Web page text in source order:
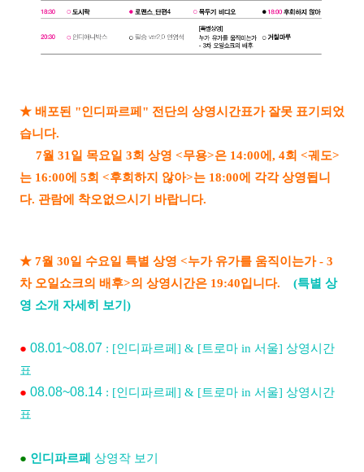
★ 배포된 "인디파르페" 전단의 상영시간표가 잘못 표기되었
습니다.
7월 31일 목요일 3회 상영 <무용>은 14:00에, 4회 <궤도>
는 16:00에 5회 <후회하지 않아>는 18:00에 각각 상영됩니
다. 관람에 착오없으시기 바랍니다.
★ 7월 30일 수요일 특별 상영 <누가 유가를 움직이는가 - 3
차 오일쇼크의 배후>의 상영시간은 19:40입니다.
(특별 상
영 소개 자세히 보기)
● 08.01~08.07 : [인디파르페] & [트로마 in 서울] 상영시간
표
● 08.08~08.14 : [인디파르페] & [트로마 in 서울] 상영시간
표
● 인디파르페
상영작 보기